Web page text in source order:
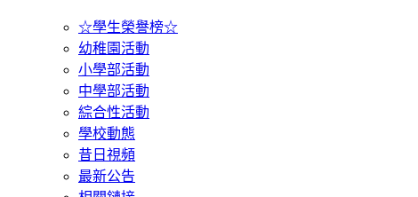
☆學生榮譽榜☆
幼稚園活動
小學部活動
中學部活動
綜合性活動
學校動態
昔日視頻
最新公告